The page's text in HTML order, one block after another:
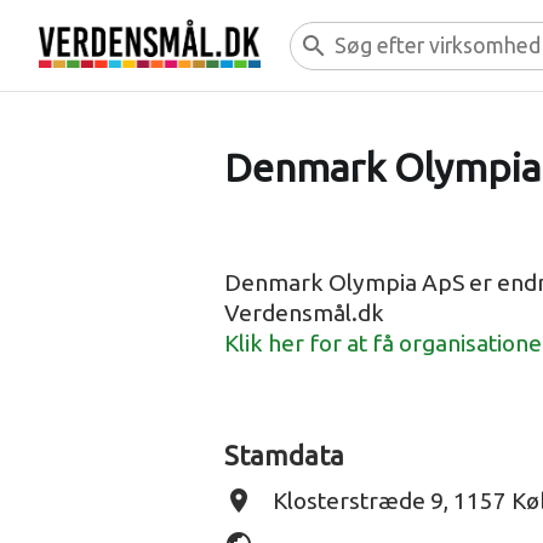
search
Denmark
Denmark Olympia ApS er
Verdensmål.dk
Klik her for at få
Stamdata
place Klosterstræde 9, 1157